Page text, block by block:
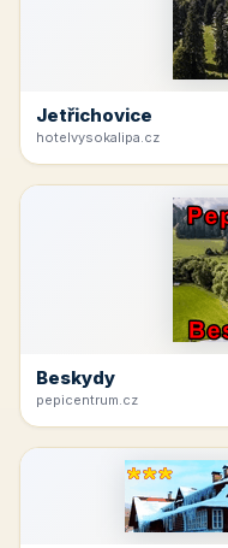
Jetřichovice
hotelvysokalipa.cz
Beskydy
pepicentrum.cz